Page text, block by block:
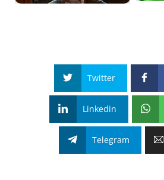
Twitter
Linkedin
Telegram